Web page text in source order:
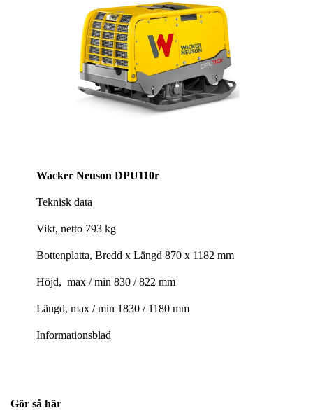
Wacker Neuson DPU110r
Teknisk data
Vikt, netto 793 kg
Bottenplatta, Bredd x Längd 870 x 1182 mm
Höjd, max / min 830 / 822 mm
Längd, max / min 1830 / 1180 mm
Informationsblad
Gör så här